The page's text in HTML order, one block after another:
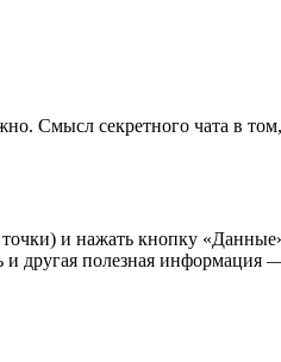
Смысл секретного чата в
и нажать кнопку
другая полезная информация